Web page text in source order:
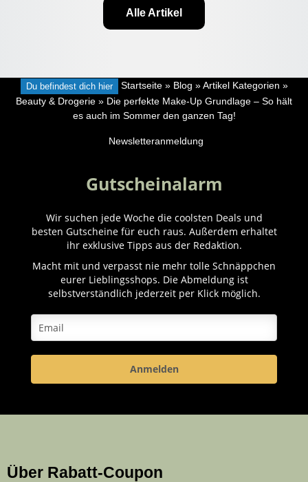
Alle Artikel
Du befindest dich hier Startseite» Blog » Artikel Kategorien »
Beauty & Drogerie » Die perfekte Make-Up Grundlage – So hält
es auch im Sommer den ganzen Tag!
Newsletteranmeldung
Gutscheinalarm
Wir suchen jede Woche die coolsten Deals und
besten Gutscheine für euch raus. Außerdem erhaltet
ihr exklusive Tipps aus der Redaktion.
Macht mit und verpasst nie mehr tolle Schnäppchen
eurer Lieblingsshops. Die Abmeldung ist
selbstverständlich jederzeit per Klick möglich.
Anmelden
Über Rabatt-Coupon